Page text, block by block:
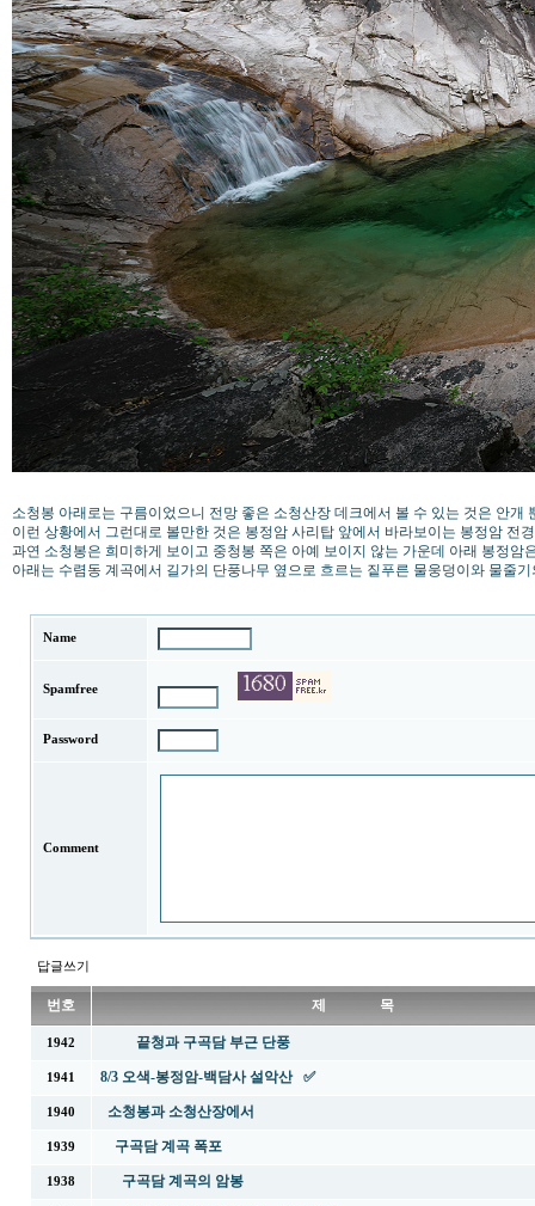
소청봉 아래로는 구름이었으니 전망 좋은 소청산장 데크에서 볼 수 있는 것은 안개
이런 상황에서 그런대로 볼만한 것은 봉정암 사리탑 앞에서 바라보이는 봉정암 전
과연 소청봉은 희미하게 보이고 중청봉 쪽은 아예 보이지 않는 가운데 아래 봉정암
아래는 수렴동 계곡에서 길가의 단풍나무 옆으로 흐르는 짙푸른 물웅덩이와 물줄
Name
Spamfree
Password
Comment
답글쓰기
번호 제 목
1942 끝청과 구곡담 부근 단풍
1941 8/3 오색-봉정암-백담사 설악산 ✅
1940 소청봉과 소청산장에서
1939 구곡담 계곡 폭포
1938 구곡담 계곡의 암봉